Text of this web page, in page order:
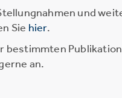
und
Sie hier.
bestimmten
an.